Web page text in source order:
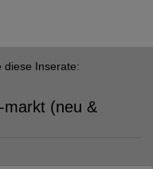
diese Inserate:
markt (neu &